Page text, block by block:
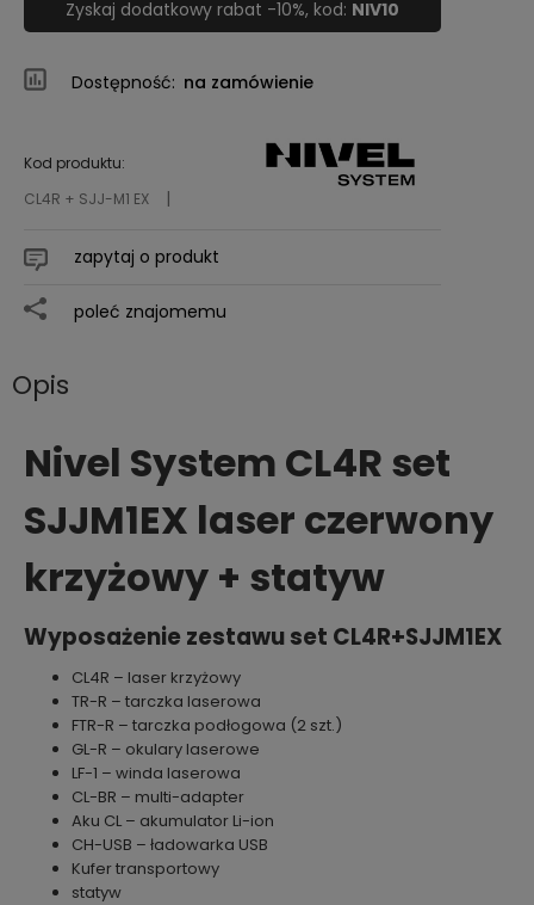
Zyskaj dodatkowy rabat -10%, kod: NIV10
Dostępność: na zamówienie
Kod produktu:
CL4R + SJJ-M1 EX
zapytaj o produkt
poleć znajomemu
Opis
Nivel System CL4R set
SJJM1EX laser czerwony
krzyżowy + statyw
Wyposażenie zestawu set CL4R+SJJM1EX
CL4R – laser krzyżowy
TR-R – tarczka laserowa
FTR-R – tarczka podłogowa (2 szt.)
GL-R – okulary laserowe
LF-1 – winda laserowa
CL-BR – multi-adapter
Aku CL – akumulator Li-ion
CH-USB – ładowarka USB
Kufer transportowy
statyw